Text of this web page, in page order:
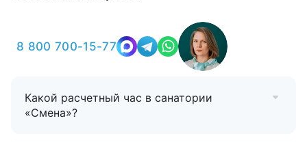
8 800 700-15-77
Какой расчетный час в санатории
«Смена»?